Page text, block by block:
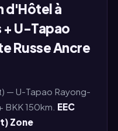
d'Hôtel à
U-Tapao
Russe Ancre
— U-Tapao Rayong-
150km. EEC
Zone